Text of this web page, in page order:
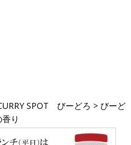
SPOT びーどろ > びーど
り